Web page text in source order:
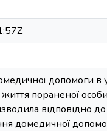
допомоги в
пораненої
відповідно
домедичної